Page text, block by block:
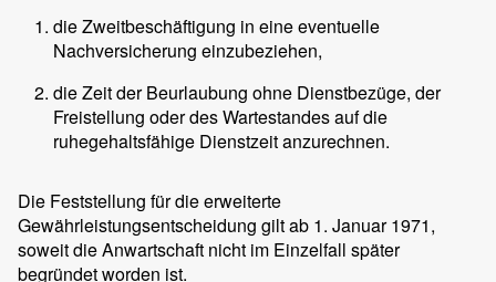
die Zweitbeschäftigung in eine eventuelle
Nachversicherung einzubeziehen,
die Zeit der Beurlaubung ohne Dienstbezüge, der
Freistellung oder des Wartestandes auf die
ruhegehaltsfähige Dienstzeit anzurechnen.
Die Feststellung für die erweiterte
Gewährleistungsentscheidung gilt ab 1. Januar 1971,
soweit die Anwartschaft nicht im Einzelfall später
begründet worden ist.